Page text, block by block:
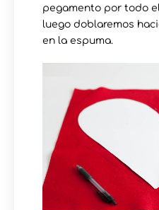
pegamento por todo
luego doblaremos
en la espuma.